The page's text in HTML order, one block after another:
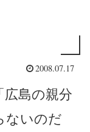
2008.07.17
島の親分
ないのだ